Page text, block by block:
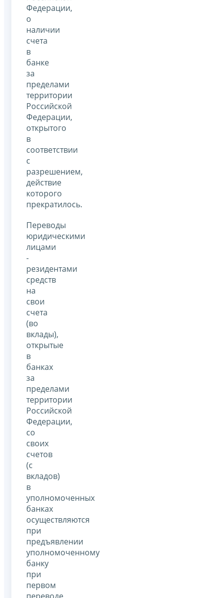
Федерации,
о
наличии
счета
в
банке
за
пределами
территории
Российской
Федерации,
открытого
в
соответствии
с
разрешением,
действие
которого
прекратилось.
Переводы
юридическими
лицами
-
резидентами
средств
на
свои
счета
(во
вклады),
открытые
в
банках
за
пределами
территории
Российской
Федерации,
со
своих
счетов
(с
вкладов)
в
уполномоченных
банках
осуществляются
при
предъявлении
уполномоченному
банку
при
первом